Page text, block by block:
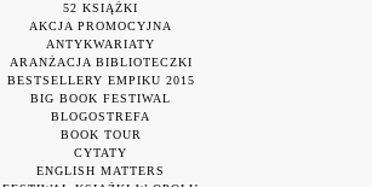
52 KSIĄŻKI
AKCJA PROMOCYJNA
ANTYKWARIATY
ARANŻACJA BIBLIOTECZKI
BESTSELLERY EMPIKU 2015
BIG BOOK FESTIWAL
BLOGOSTREFA
BOOK TOUR
CYTATY
ENGLISH MATTERS